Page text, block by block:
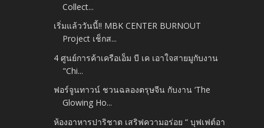
Collect...
เริ่มแล้ววันนี้!! MBK CENTER BURNOUT
Project เช็กส...
4 ศูนย์การค้าเครือเอ็ม บี เค เอาใจสายมูกับงาน
"Chi...
ฟอร์จูนทาวน์ ชวนฉลองตรุษจีน กับงาน ‘The
Glowing Ho...
ห้องอาหารปาริชาต เสริฟความอร่อย “ บุฟเฟต์อา